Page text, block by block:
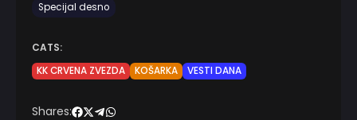
Specijal desno
CATS:
KK CRVENA ZVEZDA
KOŠARKA VESTI DANA
Shares: